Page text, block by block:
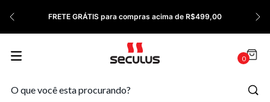
FRETE GRÁTIS para compras acima de R$499,00
0
9º